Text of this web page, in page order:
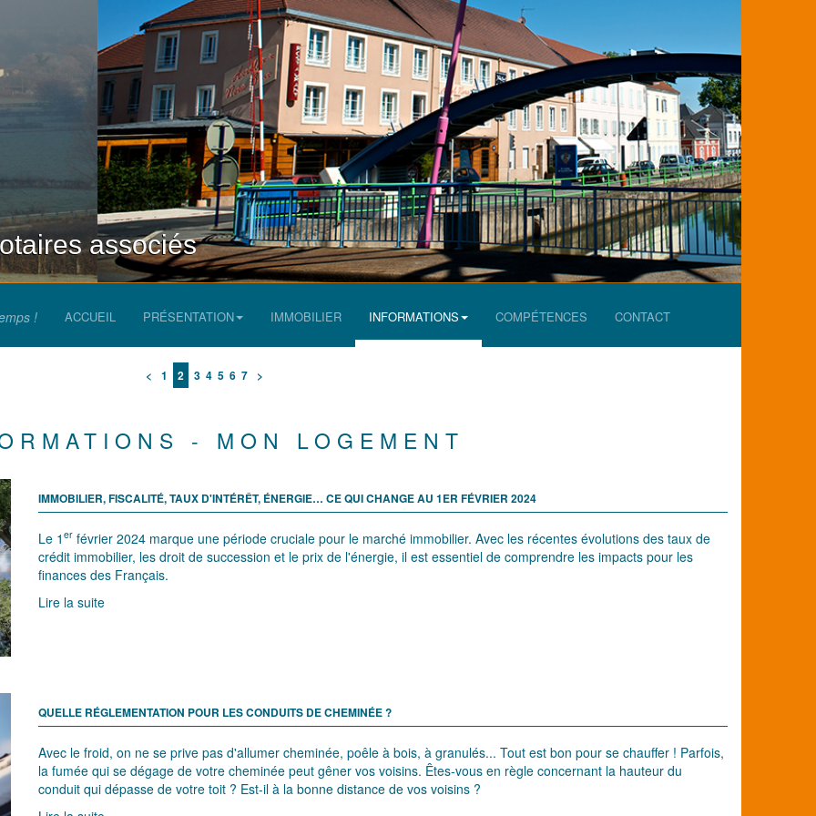
associés
! ACCUEIL PRÉSENTATION IMMOBILIER INFORMATIONS COMPÉTENCES CONTACT
< 1 2 3 4 5 6 7 >
- MON LOGEMENT
IMMOBILIER, FISCALITÉ, TAUX D'INTÉRÊT, ÉNERGIE… CE QUI CHANGE AU 1ER FÉVRIER 2024
Le 1er février 2024 marque une période cruciale pour le marché immobilier. Avec les récentes évolutions des taux de
crédit immobilier, les droit de succession et le prix de l'énergie, il est essentiel de comprendre les impacts pour les
finances des Français.
Lire la suite
QUELLE RÉGLEMENTATION POUR LES CONDUITS DE CHEMINÉE ?
Avec le froid, on ne se prive pas d'allumer cheminée, poêle à bois, à granulés... Tout est bon pour se chauffer ! Parfois,
la fumée qui se dégage de votre cheminée peut gêner vos voisins. Êtes-vous en règle concernant la hauteur du
conduit qui dépasse de votre toit ? Est-il à la bonne distance de vos voisins ?